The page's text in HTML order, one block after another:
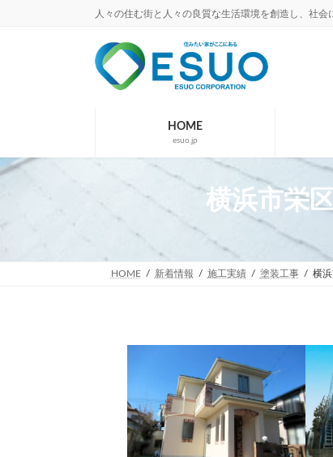
プ
動
人々の住む街と人々の良質な生活環境を創造し、社会
HOME
esuo.jp
横浜市栄
HOME 新着情報 施工実績 塗装工事 横